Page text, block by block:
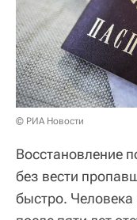
© РИА Новости
Восстановление
без вести
быстро.